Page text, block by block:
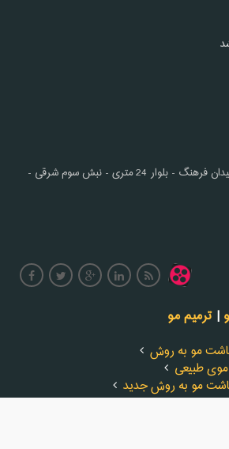
تهران - سعادت آباد - میدان فرهنگ - بلوار 24 متری - نبش سوم شرقی -
| ترمیم مو
طبیعی